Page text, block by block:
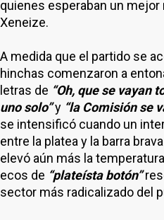
quienes esperaban un mejor
Xeneize.
A medida que el partido se
hinchas comenzaron a
letras de “Oh, que se vayan
uno solo”y “la Comisión se
se intensificó cuando un
entre la platea y la barra
elevó aún más la
ecos de “plateísta botón”
sector más radicalizado del